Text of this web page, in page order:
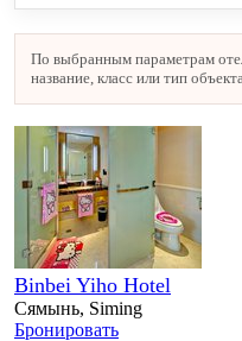
По выбранным параметрам
название, класс или тип объекта.
Binbei Yiho Hotel
Сямынь, Siming
Бронировать